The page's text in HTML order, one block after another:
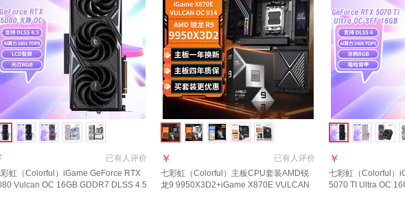
已有人评价
虹（Colorful）iGame GeForce RTX
Vulcan OC 16GB GDDR7 DLSS 4.5
已有人评价
￥
七彩虹（Colorful）主板CPU套装AMD锐
龙9 9950X3D2+iGame X870E VULCAN
￥
七彩虹（Colorful）
5070 TI Ultra OC